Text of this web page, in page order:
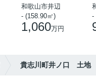
和歌山市井辺
- (158.90㎡)
1,060万円
-
貴志川町井ノ口 土地